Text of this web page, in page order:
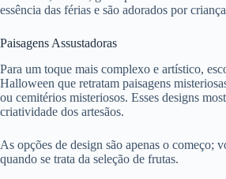
essência das férias e são adorados por
Paisagens Assustadoras
Para um toque mais complexo e artístico,
Halloween que retratam paisagens
ou cemitérios misteriosos. Esses designs
criatividade dos artesãos.
As opções de design são apenas o começo;
quando se trata da seleção de frutas.